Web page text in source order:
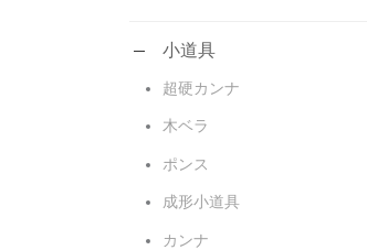
小道具
超硬カンナ
木ベラ
ポンス
成形小道具
カンナ